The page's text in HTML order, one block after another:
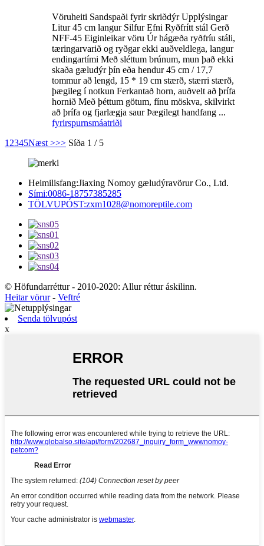
Vöruheiti Sandspaði fyrir skriðdýr Upplýsingar
Litur 45 cm langur Silfur Efni Ryðfrítt stál Gerð
NFF-45 Eiginleikar vöru Úr hágæða ryðfríu stáli,
tæringarvarið og ryðgar ekki auðveldlega, langur
endingartími Með sléttum brúnum, mun það ekki
skaða gæludýr þín eða hendur 45 cm / 17,7
tommur að lengd, 15 * 19 cm stærð, stærri stærð,
þægileg í notkun Ferkantað horn, auðvelt að þrífa
hornið Með þéttum götum, fínu möskva, skilvirkt
að þrífa og fjarlægja saur Þægilegt handfang ...
fyrirspurnsmáatriði
1 2345Næst >>> Síða 1 / 5
Heimilisfang:Jiaxing Nomoy gæludýravörur Co., Ltd.
Sími:0086-18757385285
TÖLVUPÓST:zxm1028@nomoreptile.com
© Höfundarréttur - 2010-2020: Allur réttur áskilinn.
Heitar vörur- Veftré
Senda tölvupóst
x